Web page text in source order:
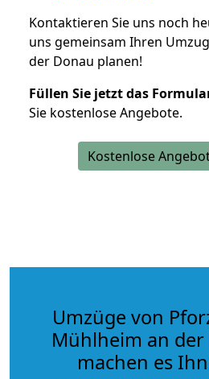
Kontaktieren Sie uns noch
uns gemeinsam Ihren
der Donau planen!
Füllen Sie jetzt das
Sie kostenlose Angebote.
Kostenlose
Umzüge von
Mühlheim an
machen es